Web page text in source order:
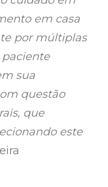
em casa
por múltiplas
paciente
sua
questão
que
este